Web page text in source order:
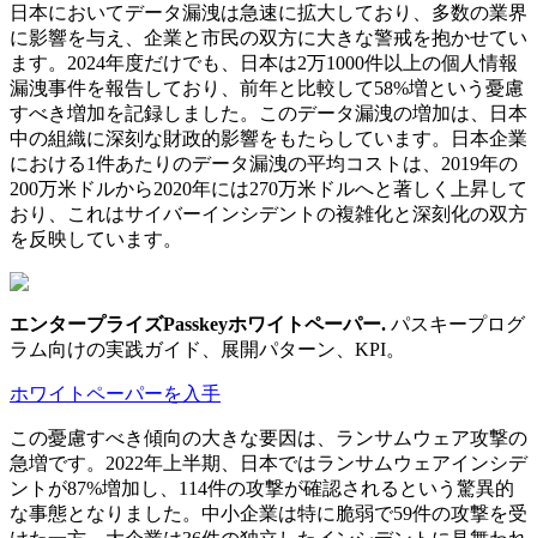
日本においてデータ漏洩は急速に拡大しており、多数の業界
に影響を与え、企業と市民の双方に大きな警戒を抱かせてい
ます。2024年度だけでも、日本は2万1000件以上の個人情報
漏洩事件を報告しており、前年と比較して58%増という憂慮
すべき増加を記録しました。このデータ漏洩の増加は、日本
中の組織に深刻な財政的影響をもたらしています。日本企業
における1件あたりのデータ漏洩の平均コストは、2019年の
200万米ドルから2020年には270万米ドルへと著しく上昇して
おり、これはサイバーインシデントの複雑化と深刻化の双方
を反映しています。
エンタープライズPasskeyホワイトペーパー. パスキープログ
ラム向けの実践ガイド、展開パターン、KPI。
ホワイトペーパーを入手
この憂慮すべき傾向の大きな要因は、ランサムウェア攻撃の
急増です。2022年上半期、日本ではランサムウェアインシデ
ントが87%増加し、114件の攻撃が確認されるという驚異的
な事態となりました。中小企業は特に脆弱で59件の攻撃を受